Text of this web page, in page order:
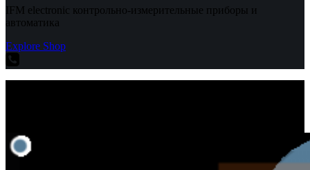
IFM electronic контрольно-измерительные приборы и
автоматика
Explore Shop